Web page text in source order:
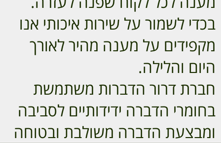
בכדי לשמור על שירות איכותי אנו
מקפידים על מענה מהיר לאורך
היום והלילה.
חברת דרור הדברות משתמשת
בחומרי הדברה ידידותיים לסביבה
ומבצעת הדברה משולבת ובטוחה